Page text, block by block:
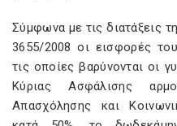
Σύμφωνα με τις διατάξεις
3655/2008 οι εισφορές
τις οποίες βαρύνονται οι
Κύριας Ασφάλισης
Απασχόλησης και